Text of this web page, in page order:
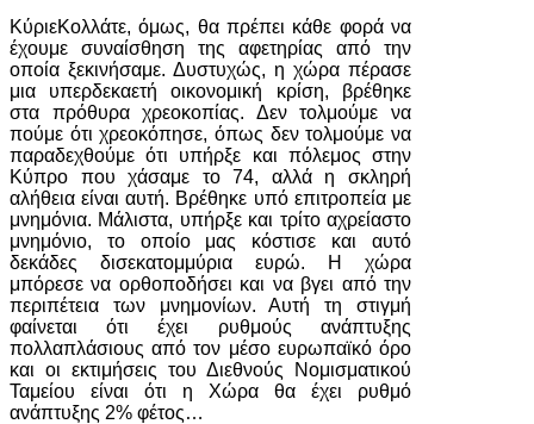
ΚύριεΚολλάτε, όμως, θα πρέπει κάθε φορά να
έχουμε συναίσθηση της αφετηρίας από την
οποία ξεκινήσαμε. Δυστυχώς, η χώρα πέρασε
μια υπερδεκαετή οικονομική κρίση, βρέθηκε
στα πρόθυρα χρεοκοπίας. Δεν τολμούμε να
πούμε ότι χρεοκόπησε, όπως δεν τολμούμε να
παραδεχθούμε ότι υπήρξε και πόλεμος στην
Κύπρο που χάσαμε το 74, αλλά η σκληρή
αλήθεια είναι αυτή. Βρέθηκε υπό επιτροπεία με
μνημόνια. Μάλιστα, υπήρξε και τρίτο αχρείαστο
μνημόνιο, το οποίο μας κόστισε και αυτό
δεκάδες δισεκατομμύρια ευρώ. Η χώρα
μπόρεσε να ορθοποδήσει και να βγει από την
περιπέτεια των μνημονίων. Αυτή τη στιγμή
φαίνεται ότι έχει ρυθμούς ανάπτυξης
πολλαπλάσιους από τον μέσο ευρωπαϊκό όρο
και οι εκτιμήσεις του Διεθνούς Νομισματικού
Ταμείου είναι ότι η Χώρα θα έχει ρυθμό
ανάπτυξης 2% φέτος…